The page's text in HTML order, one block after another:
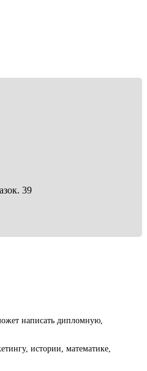
39
написать дипломную,
истории, математике,